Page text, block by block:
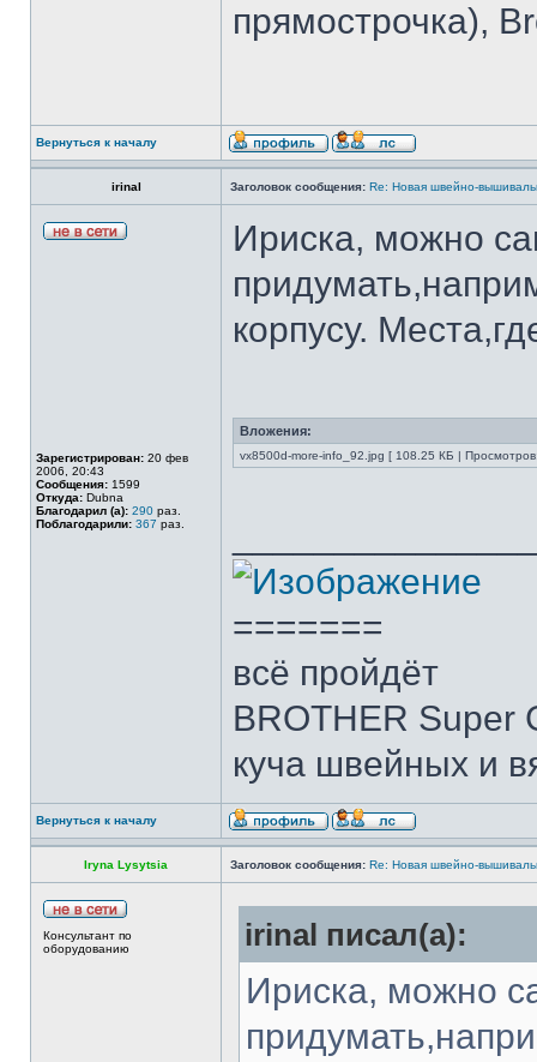
прямострочка),
Вернуться к началу
irinal Заголовок сообщения: Re: Новая швейно-
Зарегистрирован: 20 фев
2006, 20:43
Сообщения: 1599
Откуда: Dubna
Благодарил (а): 290 раз.
Поблагодарили: 367 раз.
Ириска, можно
корпусу.
Вложения:
vx8500d-more-info_92.jpg [ 108.25 КБ |
=======
всё пройдёт
BROTHER Super
куча швейных и
Вернуться к началу
Iryna Lysytsia Заголовок сообщения: Re: Новая швейно-
Консультант по
оборудованию
irinal писал(а):
Ириска, можно